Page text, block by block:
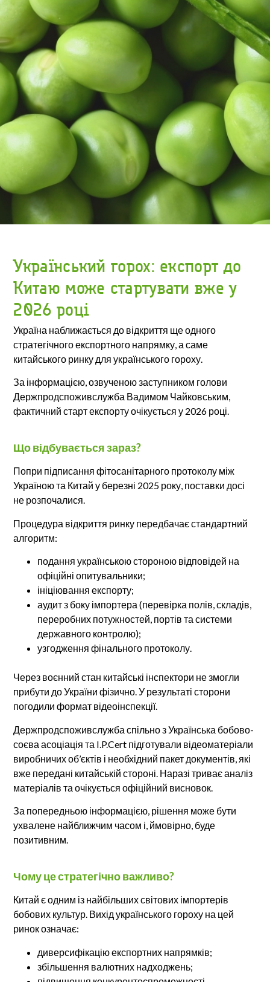
Український горох: експорт до
Китаю може стартувати вже у
2026 році
Україна наближається до відкриття ще одного
стратегічного експортного напрямку, а саме
китайського ринку для українського гороху.
За інформацією, озвученою заступником голови
Держпродспоживслужба Вадимом Чайковським,
фактичний старт експорту очікується у 2026 році.
Що відбувається зараз?
Попри підписання фітосанітарного протоколу між
Україною та Китай у березні 2025 року, поставки досі
не розпочалися.
Процедура відкриття ринку передбачає стандартний
алгоритм:
подання українською стороною відповідей на
офіційні опитувальники;
ініціювання експорту;
аудит з боку імпортера (перевірка полів, складів,
переробних потужностей, портів та системи
державного контролю);
узгодження фінального протоколу.
Через воєнний стан китайські інспектори не змогли
прибути до України фізично. У результаті сторони
погодили формат відеоінспекції.
Держпродспоживслужба спільно з Українська бобово-
соєва асоціація та I.P.Cert підготували відеоматеріали
виробничих об’єктів і необхідний пакет документів, які
вже передані китайській стороні. Наразі триває аналіз
матеріалів та очікується офіційний висновок.
За попередньою інформацією, рішення може бути
ухвалене найближчим часом і, ймовірно, буде
позитивним.
Чому це стратегічно важливо?
Китай є одним із найбільших світових імпортерів
бобових культур. Вихід українського гороху на цей
ринок означає:
диверсифікацію експортних напрямків;
збільшення валютних надходжень;